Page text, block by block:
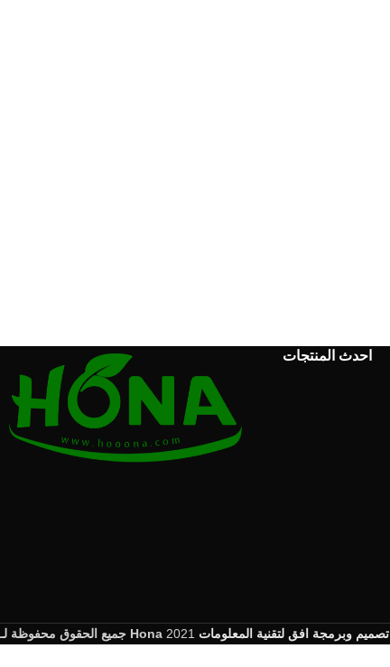
احدث المنتجات
جميع الحقوق محفوظة لـ Hona 2021 تصميم وبرمجة افق لتقنية المعلومات